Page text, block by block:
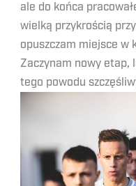
ale do końca
wielką przykrością
opuszczam miejsce w
Zaczynam nowy etap,
tego powodu